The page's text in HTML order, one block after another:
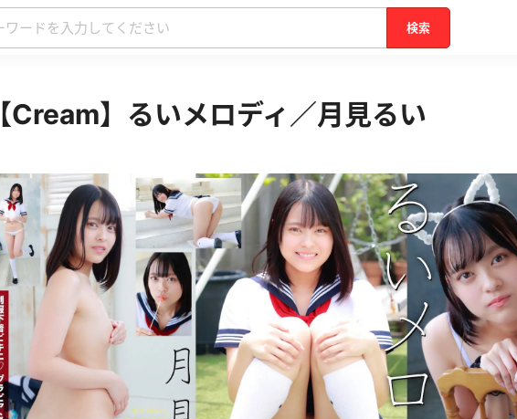
検索
【Cream】るいメロディ／月見るい